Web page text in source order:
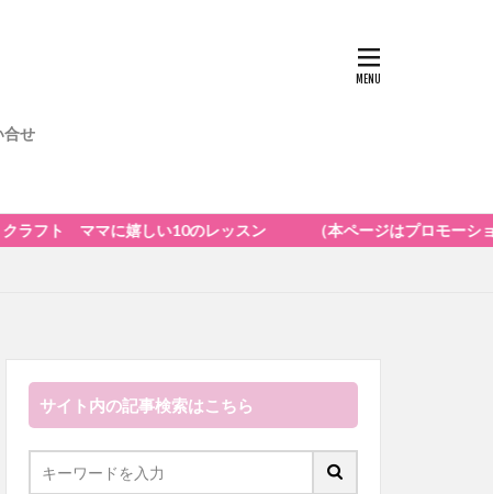
合せ
い10のレッスン （本ページはプロモーションが含まれています）
サイト内の記事検索はこちら